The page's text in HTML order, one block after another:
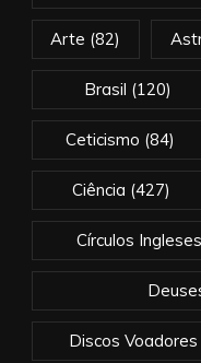
Arte (82)
Brasil (120)
Ceticismo (84)
Ciência (427)
Círculos Ingleses
Discos Voadores